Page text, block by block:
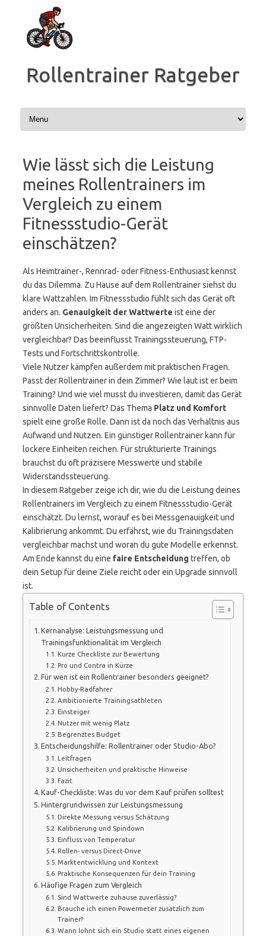
springen
Rollentrainer Ratgeber
Wie lässt sich die Leistung
meines Rollentrainers im
Vergleich zu einem
Fitnessstudio-Gerät
einschätzen?
Als Heimtrainer-, Rennrad- oder Fitness-Enthusiast kennst
du das Dilemma. Zu Hause auf dem Rollentrainer siehst du
klare Wattzahlen. Im Fitnessstudio fühlt sich das Gerät oft
anders an. Genauigkeit der Wattwerte ist eine der
größten Unsicherheiten. Sind die angezeigten Watt wirklich
vergleichbar? Das beeinflusst Trainingssteuerung, FTP-
Tests und Fortschrittskontrolle.
Viele Nutzer kämpfen außerdem mit praktischen Fragen.
Passt der Rollentrainer in dein Zimmer? Wie laut ist er beim
Training? Und wie viel musst du investieren, damit das Gerät
sinnvolle Daten liefert? Das Thema Platz und Komfort
spielt eine große Rolle. Dann ist da noch das Verhältnis aus
Aufwand und Nutzen. Ein günstiger Rollentrainer kann für
lockere Einheiten reichen. Für strukturierte Trainings
brauchst du oft präzisere Messwerte und stabile
Widerstandssteuerung.
In diesem Ratgeber zeige ich dir, wie du die Leistung deines
Rollentrainers im Vergleich zu einem Fitnessstudio-Gerät
einschätzt. Du lernst, worauf es bei Messgenauigkeit und
Kalibrierung ankommt. Du erfährst, wie du Trainingsdaten
vergleichbar machst und woran du gute Modelle erkennst.
Am Ende kannst du eine faire Entscheidung treffen, ob
dein Setup für deine Ziele reicht oder ein Upgrade sinnvoll
ist.
Table of Contents
Kernanalyse: Leistungsmessung und
Trainingsfunktionalität im Vergleich
Kurze Checkliste zur Bewertung
Pro und Contra in Kürze
Für wen ist ein Rollentrainer besonders geeignet?
Hobby-Radfahrer
Ambitionierte Trainingsathleten
Einsteiger
Nutzer mit wenig Platz
Begrenztes Budget
Entscheidungshilfe: Rollentrainer oder Studio-Abo?
Leitfragen
Unsicherheiten und praktische Hinweise
Fazit
Kauf-Checkliste: Was du vor dem Kauf prüfen solltest
Hintergrundwissen zur Leistungsmessung
Direkte Messung versus Schätzung
Kalibrierung und Spindown
Einfluss von Temperatur
Rollen- versus Direct-Drive
Marktentwicklung und Kontext
Praktische Konsequenzen für dein Training
Häufige Fragen zum Vergleich
Sind Wattwerte zuhause zuverlässig?
Brauche ich einen Powermeter zusätzlich zum
Trainer?
Wann lohnt sich ein Studio statt eines eigenen